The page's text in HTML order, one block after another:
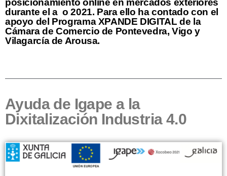
posicionamiento online en mercados exteriores
durante el a o 2021. Para ello ha contado con el
apoyo del Programa XPANDE DIGITAL de la
Cámara de Comercio de Pontevedra, Vigo y
Vilagarcía de Arousa.
Ayuda de Igape a la
Dixitalización Industria 4.0